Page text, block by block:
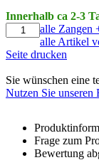
Innerhalb ca 2-3
alle Zangen
alle Artikel
Seite drucken
Sie wünschen eine
Nutzen Sie unseren
Frage zum
Bewertung